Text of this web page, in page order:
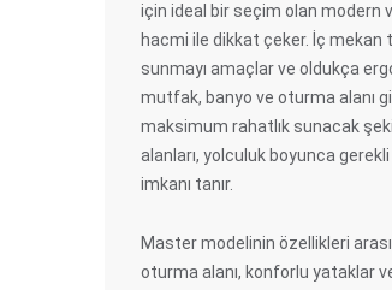
için ideal bir seçim olan modern
hacmi ile dikkat çeker. İç mekan
sunmayı amaçlar ve oldukça
mutfak, banyo ve oturma alanı
maksimum rahatlık sunacak
alanları, yolculuk boyunca
imkanı tanır.
Master modelinin özellikleri
oturma alanı, konforlu yataklar